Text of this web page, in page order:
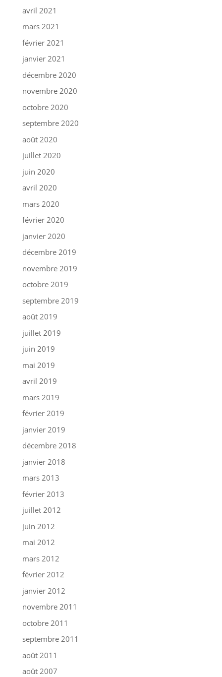
avril 2021
mars 2021
février 2021
janvier 2021
décembre 2020
novembre 2020
octobre 2020
septembre 2020
août 2020
juillet 2020
juin 2020
avril 2020
mars 2020
février 2020
janvier 2020
décembre 2019
novembre 2019
octobre 2019
septembre 2019
août 2019
juillet 2019
juin 2019
mai 2019
avril 2019
mars 2019
février 2019
janvier 2019
décembre 2018
janvier 2018
mars 2013
février 2013
juillet 2012
juin 2012
mai 2012
mars 2012
février 2012
janvier 2012
novembre 2011
octobre 2011
septembre 2011
août 2011
août 2007